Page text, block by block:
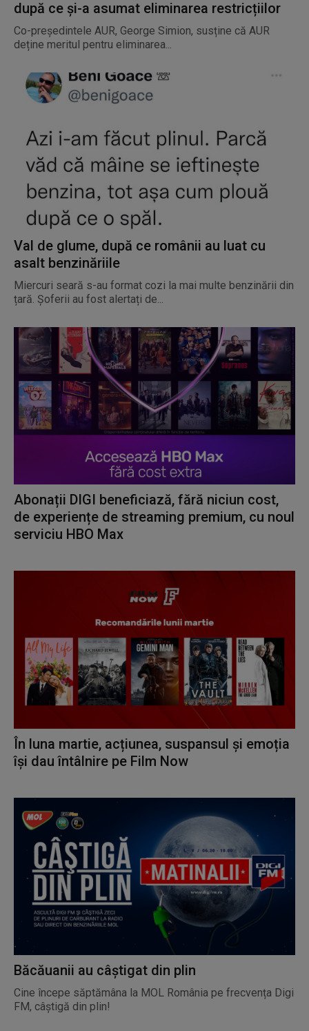
după ce și-a asumat eliminarea restricțiilor
Co-președintele AUR, George Simion, susține că AUR
deține meritul pentru eliminarea...
Val de glume, după ce românii au luat cu
asalt benzinăriile
Miercuri seară s-au format cozi la mai multe benzinării din
țară. Șoferii au fost alertați de...
Abonații DIGI beneficiază, fără niciun cost,
de experiențe de streaming premium, cu noul
serviciu HBO Max
În luna martie, acțiunea, suspansul și emoția
își dau întâlnire pe Film Now
Băcăuanii au câștigat din plin
Cine începe săptămâna la MOL România pe frecvența Digi
FM, câștigă din plin!